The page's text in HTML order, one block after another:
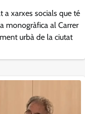
a xarxes socials que té
monogràfica al Carrer
urbà de la ciutat